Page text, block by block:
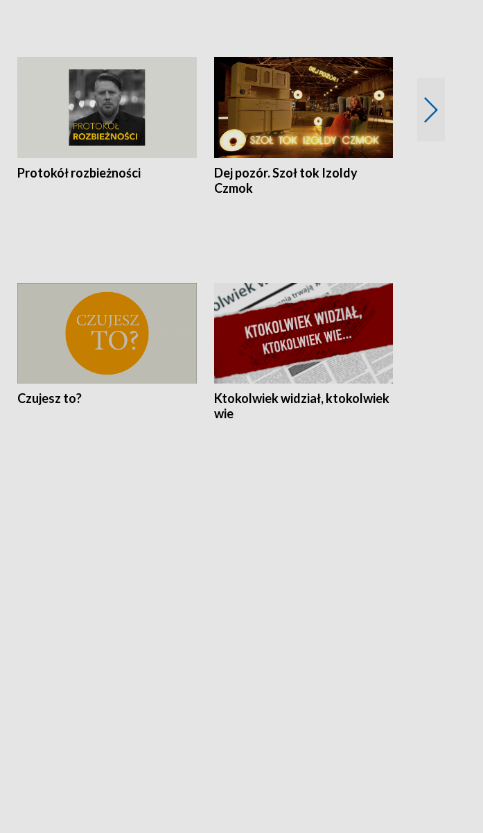
Protokół rozbieżności
Dej pozór. Szoł tok Izoldy
Czmok
Czujesz to?
Ktokolwiek widział, ktokolwiek
wie